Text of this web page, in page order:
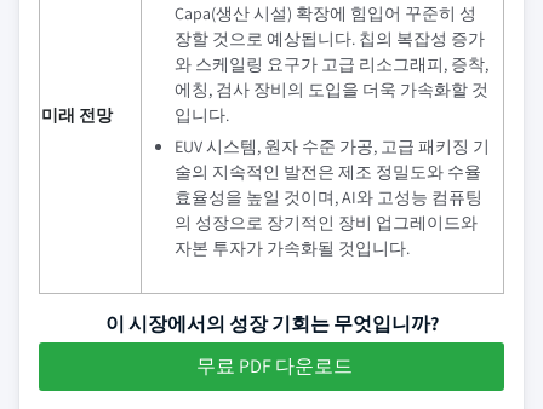
미래 전망
Capa(생산 시설) 확장에 힘입어 꾸준히 성
장할 것으로 예상됩니다. 칩의 복잡성 증가
와 스케일링 요구가 고급 리소그래피, 증착,
에칭, 검사 장비의 도입을 더욱 가속화할 것
입니다.
EUV 시스템, 원자 수준 가공, 고급 패키징 기
술의 지속적인 발전은 제조 정밀도와 수율
효율성을 높일 것이며, AI와 고성능 컴퓨팅
의 성장으로 장기적인 장비 업그레이드와
자본 투자가 가속화될 것입니다.
이 시장에서의 성장 기회는 무엇입니까?
무료 PDF 다운로드